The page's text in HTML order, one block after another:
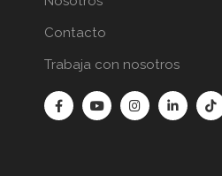
Contacto
Trabaja con nosotros